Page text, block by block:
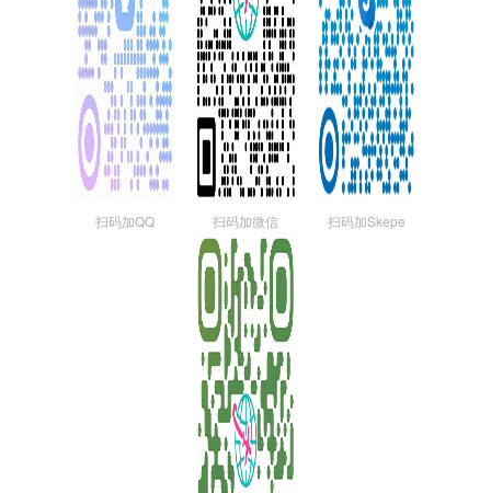
扫码加QQ 扫码加微信 扫码加Skepe